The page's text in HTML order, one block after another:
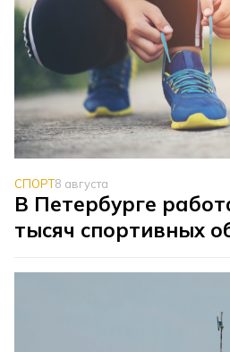
СПОРТ8 августа
В Петербурге
тысяч спортивных